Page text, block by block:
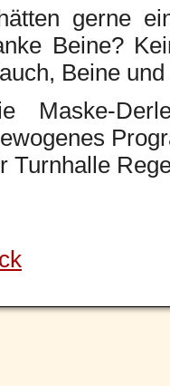
gerne
Beine?
Beine
Maske-
Turnhalle